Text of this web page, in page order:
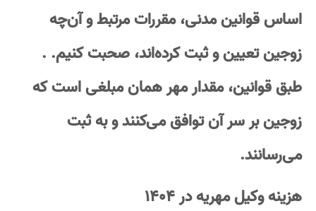
اساس قوانین مدنی، مقررات مرتبط و آن‌چه
زوجین تعیین و ثبت کرده‌اند، صحبت کنیم. .
طبق قوانین، مقدار مهر همان مبلغی است که
زوجین بر سر آن توافق می‌کنند و به ثبت
می‌رسانند.
هزینه وکیل مهریه در 1404